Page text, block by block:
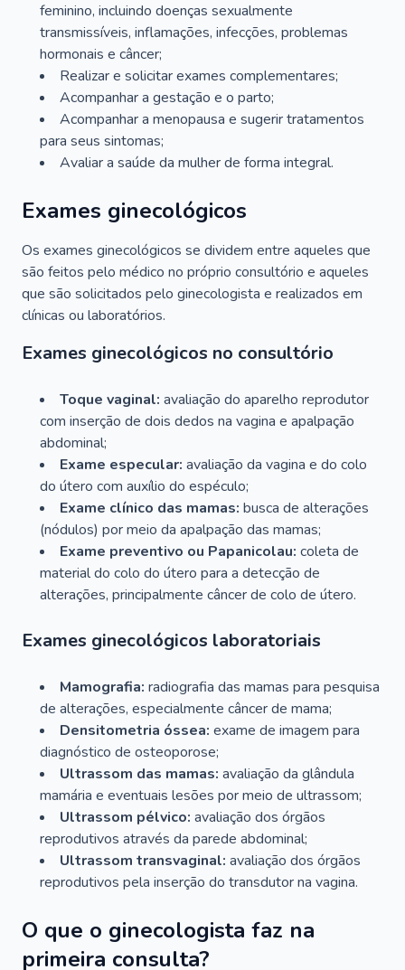
feminino, incluindo doenças sexualmente
transmissíveis, inflamações, infecções, problemas
hormonais e câncer;
Realizar e solicitar exames complementares;
Acompanhar a gestação e o parto;
Acompanhar a menopausa e sugerir tratamentos
para seus sintomas;
Avaliar a saúde da mulher de forma integral.
Exames ginecológicos
Os exames ginecológicos se dividem entre aqueles que
são feitos pelo médico no próprio consultório e aqueles
que são solicitados pelo ginecologista e realizados em
clínicas ou laboratórios.
Exames ginecológicos no consultório
Toque vaginal: avaliação do aparelho reprodutor
com inserção de dois dedos na vagina e apalpação
abdominal;
Exame especular: avaliação da vagina e do colo
do útero com auxílio do espéculo;
Exame clínico das mamas: busca de alterações
(nódulos) por meio da apalpação das mamas;
Exame preventivo ou Papanicolau: coleta de
material do colo do útero para a detecção de
alterações, principalmente câncer de colo de útero.
Exames ginecológicos laboratoriais
Mamografia: radiografia das mamas para pesquisa
de alterações, especialmente câncer de mama;
Densitometria óssea: exame de imagem para
diagnóstico de osteoporose;
Ultrassom das mamas: avaliação da glândula
mamária e eventuais lesões por meio de ultrassom;
Ultrassom pélvico: avaliação dos órgãos
reprodutivos através da parede abdominal;
Ultrassom transvaginal: avaliação dos órgãos
reprodutivos pela inserção do transdutor na vagina.
O que o ginecologista faz na
primeira consulta?